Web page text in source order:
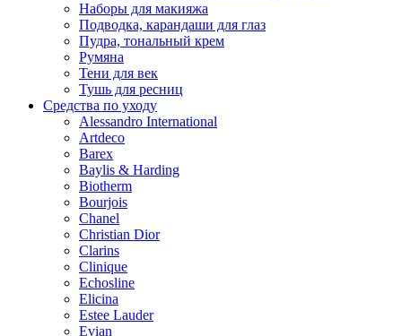
Наборы для макияжа
Подводка, карандаши для глаз
Пудра, тональный крем
Румяна
Тени для век
Тушь для ресниц
Средства по уходу
Alessandro International
Artdeco
Barex
Baylis & Harding
Biotherm
Bourjois
Chanel
Christian Dior
Clarins
Clinique
Echosline
Elicina
Estee Lauder
Evian